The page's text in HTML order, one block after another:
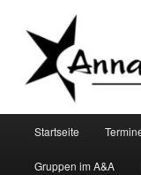
primären
springen
Startseite
Gruppen im A&A